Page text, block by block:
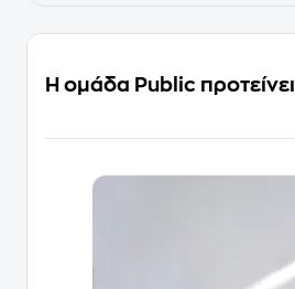
Η ομάδα Public προτείνει